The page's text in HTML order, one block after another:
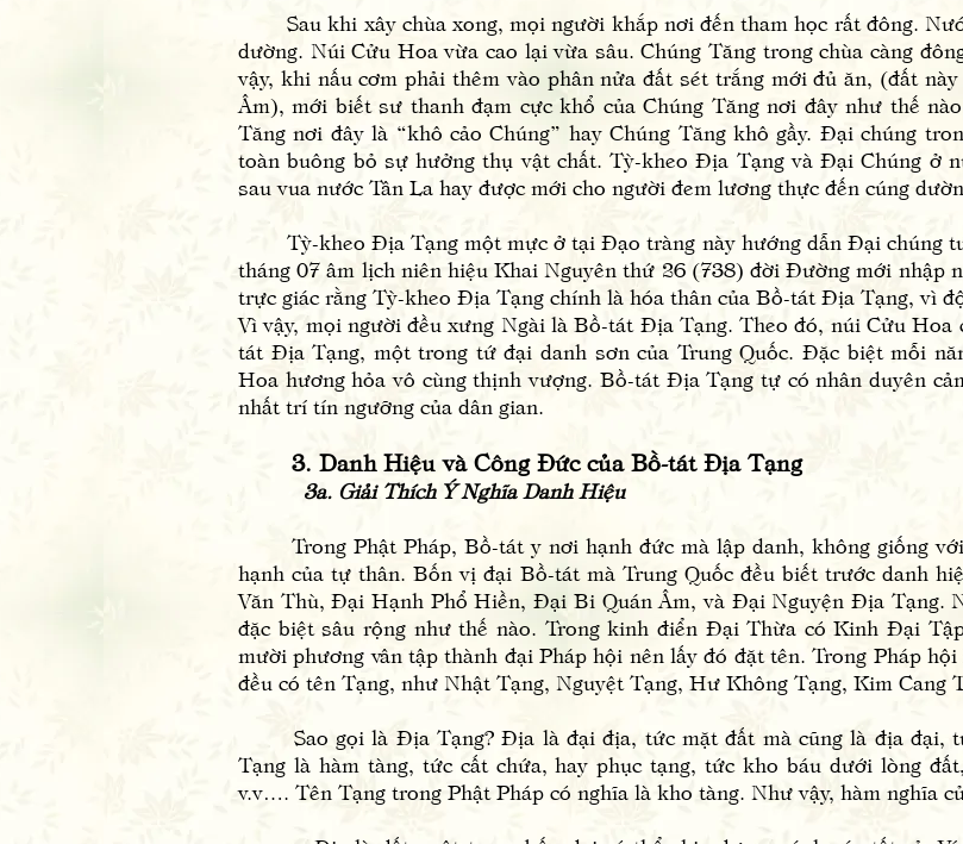
Sau khi xây chùa xong, mọi người khắp nơi đến tham học rất đông.
dường. Núi Cửu Hoa vừa cao lại vừa sâu. Chúng Tăng trong chùa càng
vậy, khi nấu cơm phải thêm vào phân nửa đất sét trắng mới đủ ăn, (đất
Âm), mới biết sư thanh đạm cực khổ của Chúng Tăng nơi đây như thế
Tăng nơi đây là “khô cảo Chúng” hay Chúng Tăng khô gầy. Đại chúng
toàn buông bỏ sự hưởng thụ vật chất. Tỳ-kheo Địa Tạng và Đại Chúng ở
sau vua nước Tân La hay được mới cho người đem lương thực đến cúng
Tỳ-kheo Địa Tạng một mực ở tại Đạo tràng này hướng dẫn Đại chúng tu
tháng 07 âm lịch niên hiệu Khai Nguyên thứ 26 (738) đời Đường mới nhập
trực giác rằng Tỳ-kheo Địa Tạng chính là hóa thân của Bồ-tát Địa Tạng, vì
Vì vậy, mọi người đều xưng Ngài là Bồ-tát Địa Tạng. Theo đó, núi Cửu
tát Địa Tạng, một trong tứ đại danh sơn của Trung Quốc. Đặc biệt mỗi
Hoa hương hỏa vô cùng thịnh vượng. Bồ-tát Địa Tạng tự có nhân duyên
nhất trí tín ngưỡng của dân gian.
3. Danh Hiệu và Công Đức của Bồ-tát Địa Tạng
3a. Giải Thích Ý Nghĩa Danh Hiệu
Trong Phật Pháp, Bồ-tát y nơi hạnh đức mà lập danh, không giống
hạnh của tự thân. Bốn vị đại Bồ-tát mà Trung Quốc đều biết trước danh
Văn Thù, Đại Hạnh Phổ Hiền, Đại Bi Quán Âm, và Đại Nguyện Địa Tạng.
đặc biệt sâu rộng như thế nào. Trong kinh điển Đại Thừa có Kinh Đại
mười phương vân tập thành đại Pháp hội nên lấy đó đặt tên. Trong Pháp
đều có tên Tạng, như Nhật Tạng, Nguyệt Tạng, Hư Không Tạng, Kim Cang
Sao gọi là Địa Tạng? Địa là đại địa, tức mặt đất mà cũng là địa đại,
Tạng là hàm tàng, tức cất chứa, hay phục tạng, tức kho báu dưới lòng
v.v…. Tên Tạng trong Phật Pháp có nghĩa là kho tàng. Như vậy, hàm nghĩa